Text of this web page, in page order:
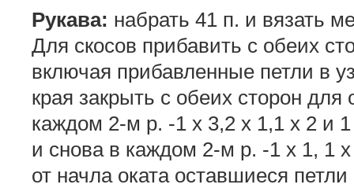
Рукава: набрать 41 п. и вязать
Для скосов прибавить с обеих
включая прибавленные петли в
края закрыть с обеих сторон для
каждом 2-м р. -1 х 3,2 х 1,1 х 2 и
и снова в каждом 2-м р. -1 х 1, 1
от начла оката оставшиеся